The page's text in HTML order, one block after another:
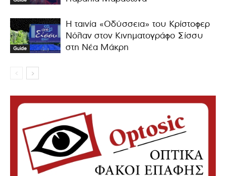
Guide
Η ταινία «Οδύσσεια» του Κρίστοφερ
Νόλαν στον Κινηματογράφο Σίσσυ
στη Νέα Μάκρη